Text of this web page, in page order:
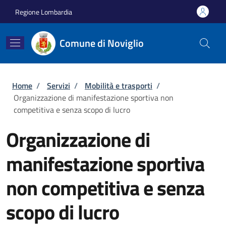
Regione Lombardia
Comune di Noviglio
Briciole di pane
Home / Servizi / Mobilità e trasporti /
Organizzazione di manifestazione sportiva non
competitiva e senza scopo di lucro
Organizzazione di
manifestazione sportiva
non competitiva e senza
scopo di lucro